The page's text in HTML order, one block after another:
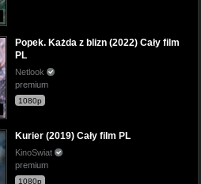
Popek. Każda z blizn (2022) Cały film
PL
Netlook
premium
1080p
Kurier (2019) Cały film PL
KinoSwiat
premium
1080p